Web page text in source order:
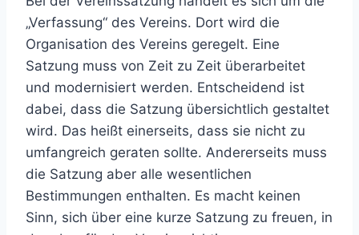
„Verfassung“ des Vereins. Dort wird die
Organisation des Vereins geregelt. Eine
Satzung muss von Zeit zu Zeit überarbeitet
und modernisiert werden. Entscheidend ist
dabei, dass die Satzung übersichtlich gestaltet
wird. Das heißt einerseits, dass sie nicht zu
umfangreich geraten sollte. Andererseits muss
die Satzung aber alle wesentlichen
Bestimmungen enthalten. Es macht keinen
Sinn, sich über eine kurze Satzung zu freuen, in